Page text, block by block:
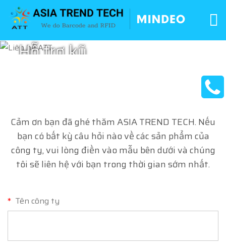
Hỗ trợ kỹ
Cảm ơn bạn đã ghé thăm ASIA TREND TECH. Nếu
bạn có bất kỳ câu hỏi nào về các sản phẩm của
công ty, vui lòng điền vào mẫu bên dưới và chúng
tôi sẽ liên hệ với bạn trong thời gian sớm nhất.
* Tên công ty